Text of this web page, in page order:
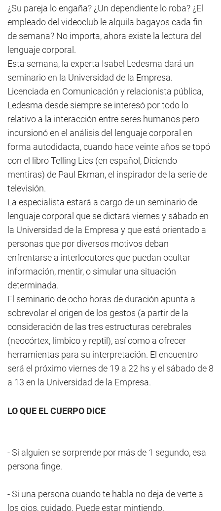
¿Su pareja lo engaña? ¿Un dependiente lo roba? ¿El
empleado del videoclub le alquila bagayos cada fin
de semana? No importa, ahora existe la lectura del
lenguaje corporal.
Esta semana, la experta Isabel Ledesma dará un
seminario en la Universidad de la Empresa.
Licenciada en Comunicación y relacionista pública,
Ledesma desde siempre se interesó por todo lo
relativo a la interacción entre seres humanos pero
incursionó en el análisis del lenguaje corporal en
forma autodidacta, cuando hace veinte años se topó
con el libro Telling Lies (en español, Diciendo
mentiras) de Paul Ekman, el inspirador de la serie de
televisión.
La especialista estará a cargo de un seminario de
lenguaje corporal que se dictará viernes y sábado en
la Universidad de la Empresa y que está orientado a
personas que por diversos motivos deban
enfrentarse a interlocutores que puedan ocultar
información, mentir, o simular una situación
determinada.
El seminario de ocho horas de duración apunta a
sobrevolar el origen de los gestos (a partir de la
consideración de las tres estructuras cerebrales
(neocórtex, límbico y reptil), así como a ofrecer
herramientas para su interpretación. El encuentro
será el próximo viernes de 19 a 22 hs y el sábado de 8
a 13 en la Universidad de la Empresa.
LO QUE EL CUERPO DICE
- Si alguien se sorprende por más de 1 segundo, esa
persona finge.
- Si una persona cuando te habla no deja de verte a
los ojos, cuidado. Puede estar mintiendo.